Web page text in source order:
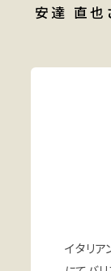
安達 直也
イタリア